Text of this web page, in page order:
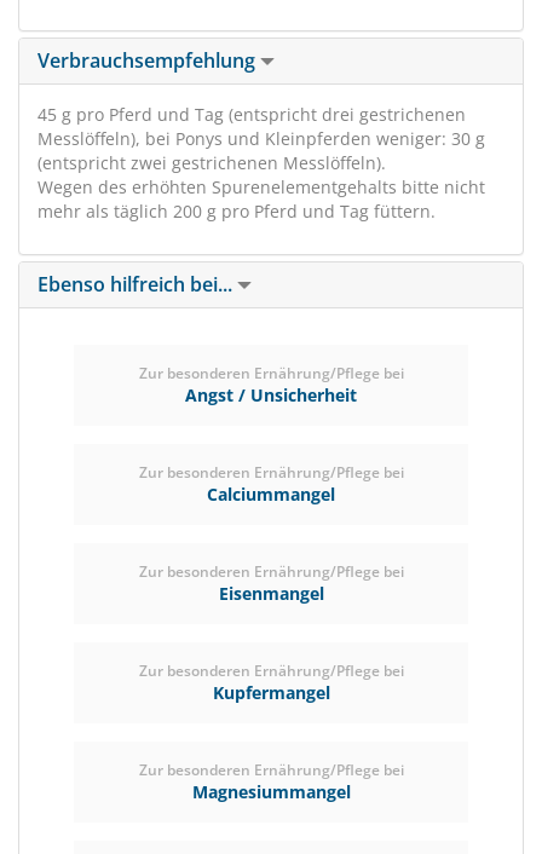
Verbrauchsempfehlung
45 g pro Pferd und Tag (entspricht drei gestrichenen
Messlöffeln), bei Ponys und Kleinpferden weniger: 30 g
(entspricht zwei gestrichenen Messlöffeln).
Wegen des erhöhten Spurenelementgehalts bitte nicht
mehr als täglich 200 g pro Pferd und Tag füttern.
Ebenso hilfreich bei...
Zur besonderen Ernährung/Pflege bei
Angst / Unsicherheit
Zur besonderen Ernährung/Pflege bei
Calciummangel
Zur besonderen Ernährung/Pflege bei
Eisenmangel
Zur besonderen Ernährung/Pflege bei
Kupfermangel
Zur besonderen Ernährung/Pflege bei
Magnesiummangel